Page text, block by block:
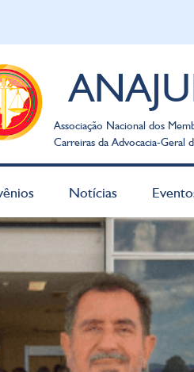
Associação Nacional dos
Carreiras da Advocacia-Geral
Notícias